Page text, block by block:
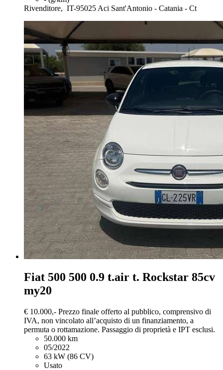
Rivenditore, IT-95025 Aci Sant'Antonio - Catania - Ct
Fiat 500 500 0.9 t.air t. Rockstar 85cv
my20
€ 10.000,- Prezzo finale offerto al pubblico, comprensivo di
IVA, non vincolato all’acquisto di un finanziamento, a
permuta o rottamazione. Passaggio di proprietà e IPT esclusi.
50.000 km
05/2022
63 kW (86 CV)
Usato